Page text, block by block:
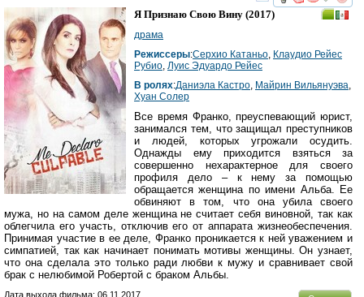
смотреть
Я Признаю Свою Вину (2017)
драма
Режиссеры:Серхио Катаньо, Клаудио Рейес
Рубио, Луис Эдуардо Рейес
В ролях:Даниэла Кастро, Майрин Вильянуэва,
Хуан Солер
Все время Франко, преуспевающий юрист,
занимался тем, что защищал преступников
и людей, которых угрожали осудить.
Однажды ему приходится взяться за
совершенно нехарактерное для своего
профиля дело – к нему за помощью
обращается женщина по имени Альба. Ее
обвиняют в том, что она убила своего
мужа, но на самом деле женщина не считает себя виновной, так как
облегчила его участь, отключив его от аппарата жизнеобеспечения.
Принимая участие в ее деле, Франко проникается к ней уважением и
симпатией, так как начинает понимать мотивы женщины. Он узнает,
что она сделала это только ради любви к мужу и сравнивает свой
брак с нелюбимой Робертой с браком Альбы.
Дата выхода фильма: 06.11.2017